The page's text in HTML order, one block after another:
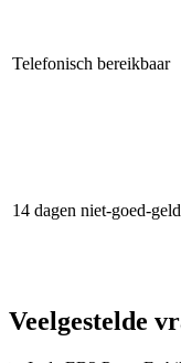
Telefonisch bereikbaar
14 dagen niet-goed-
Veelgestelde